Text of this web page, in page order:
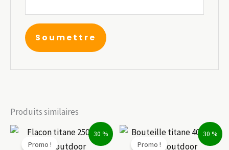
Produits similaires
30 %
Promo !
30 %
Promo !